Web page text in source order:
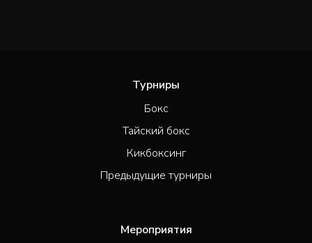
Турниры
Бокс
Тайский бокс
Кикбоксинг
Предыдущие турниры
Мероприятия